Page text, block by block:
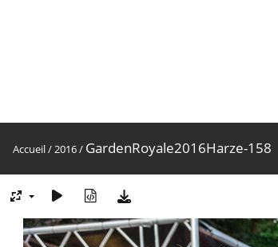
Accueil/2016/ GardenRoyale2016Harze-158